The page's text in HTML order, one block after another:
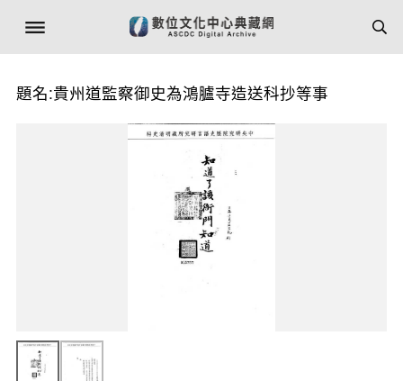
題名:貴州道監察御史為鴻臚寺造送科抄等事